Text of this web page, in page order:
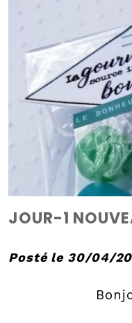
JOUR-1
Posté le 30/04/